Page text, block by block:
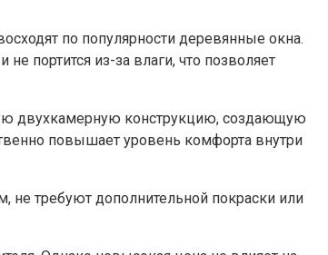
по популярности деревянные окна.
портится из-за влаги, что позволяет
двухкамерную конструкцию, создающую
повышает уровень комфорта внутри
не требуют дополнительной покраски или